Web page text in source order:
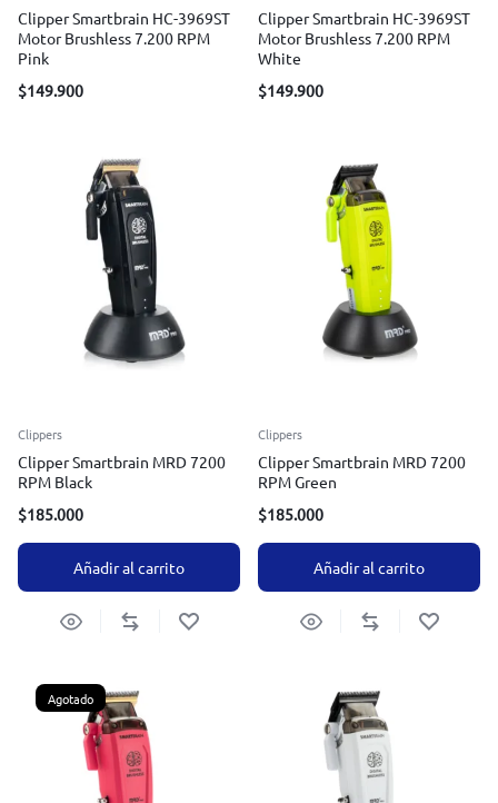
Clipper Smartbrain HC-3969ST
Motor Brushless 7.200 RPM
Pink
$149.900
Clipper Smartbrain HC-3969ST
Motor Brushless 7.200 RPM
White
$149.900
Clippers
Clipper Smartbrain MRD 7200
RPM Black
$185.000
Añadir al carrito
Clippers
Clipper Smartbrain MRD 7200
RPM Green
$185.000
Añadir al carrito
Agotado